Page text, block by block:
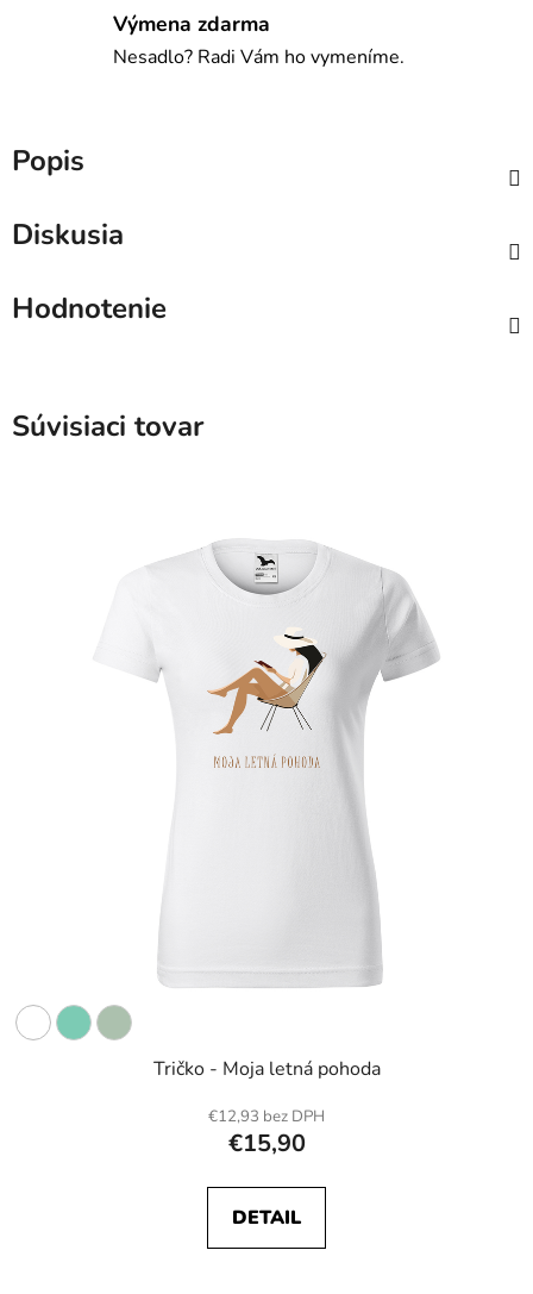
Výmena zdarma
Nesadlo? Radi Vám ho vymeníme.
Popis
Diskusia
Hodnotenie
Súvisiaci tovar
Tričko - Moja letná pohoda
€12,93 bez DPH
€15,90
DETAIL